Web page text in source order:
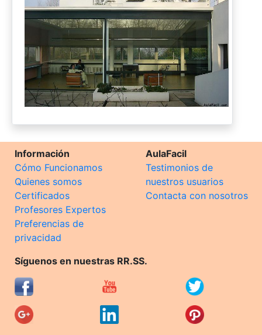
Información
Cómo Funcionamos
Quienes somos
Certificados
Profesores Expertos
Preferencias de
privacidad
AulaFacil
Testimonios de
nuestros usuarios
Contacta con nosotros
Síguenos en nuestras RR.SS.